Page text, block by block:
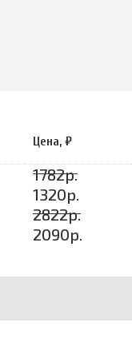
Цена, ₽
1782р.
1320р.
2822р.
2090р.